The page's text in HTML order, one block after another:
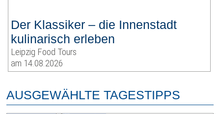
Der Klassiker – die Innenstadt
kulinarisch erleben
Leipzig Food Tours
am 14.08.2026
AUSGEWÄHLTE TAGESTIPPS